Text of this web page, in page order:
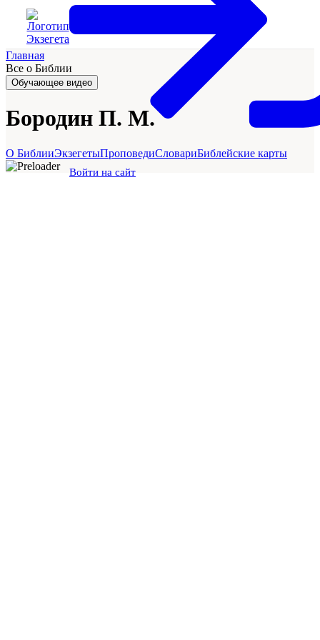
Войти на сайт
Главная
Все о Библии
Обучающее видео
Бородин П. М.
О БиблииЭкзегетыПроповедиСловариБиблейские карты